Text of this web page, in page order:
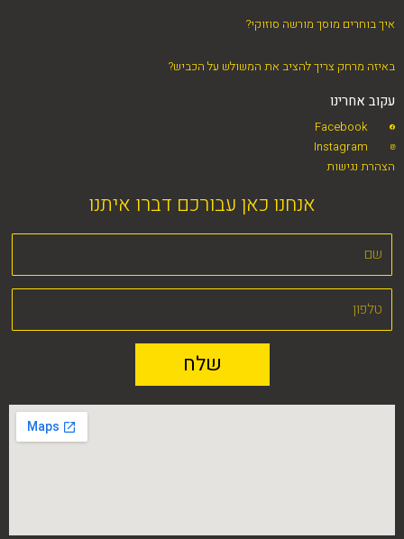
איך בוחרים מוסך מורשה סוזוקי?
באיזה מרחק צריך להציב את המשולש על הכביש?
עקוב אחרינו
Facebook
Instagram
הצהרת נגישות
אנחנו כאן עבורכם דברו איתנו
שלח